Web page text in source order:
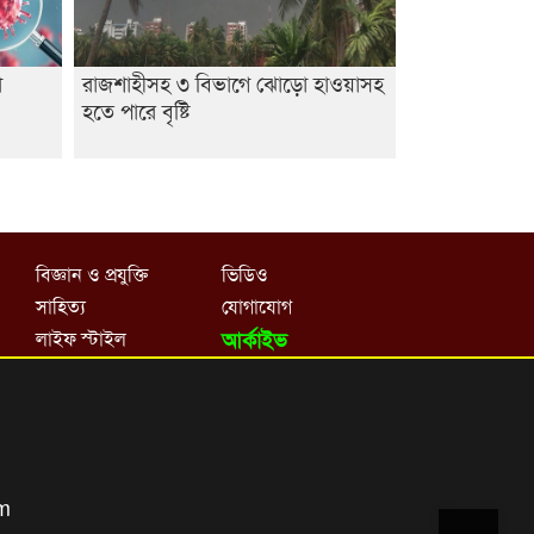
রাজশাহীসহ ৩ বিভাগে ঝোড়ো হাওয়াসহ
হতে পারে বৃষ্টি
বিজ্ঞান ও প্রযুক্তি
সাহিত্য
লাইফ স্টাইল
ভিডিও
যোগাযোগ
আর্কাইভ